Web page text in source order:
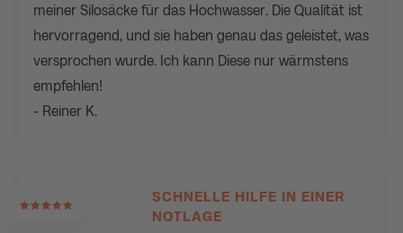
meiner Silosäcke für das Hochwasser. Die Qualität ist
hervorragend, und sie haben genau das geleistet, was
versprochen wurde. Ich kann Diese nur wärmstens
empfehlen!
- Reiner K.
SCHNELLE HILFE IN EINER
NOTLAGE